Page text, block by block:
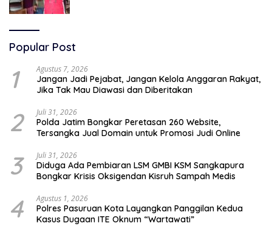
Popular Post
1 Agustus 7, 2026
Jangan Jadi Pejabat, Jangan Kelola Anggaran Rakyat,
Jika Tak Mau Diawasi dan Diberitakan
2 Juli 31, 2026
Polda Jatim Bongkar Peretasan 260 Website,
Tersangka Jual Domain untuk Promosi Judi Online
3 Juli 31, 2026
Diduga Ada Pembiaran LSM GMBI KSM Sangkapura
Bongkar Krisis Oksigendan Kisruh Sampah Medis
4 Agustus 1, 2026
Polres Pasuruan Kota Layangkan Panggilan Kedua
Kasus Dugaan ITE Oknum “Wartawati”